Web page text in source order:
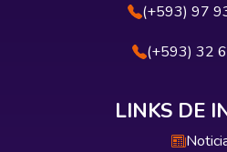
(+593) 97
(+593) 32
LINKS DE